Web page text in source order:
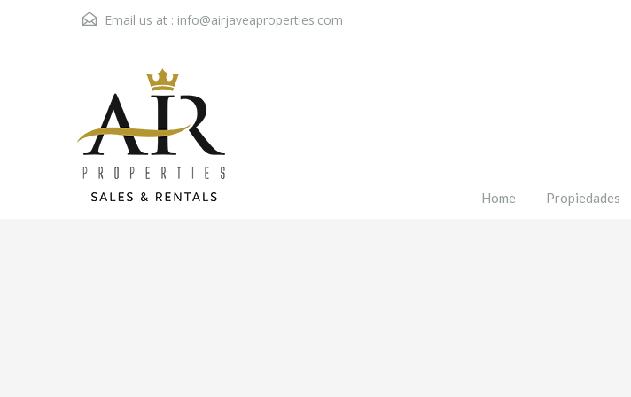
Email us at : info@airjaveaproperties.com
Home Propiedades